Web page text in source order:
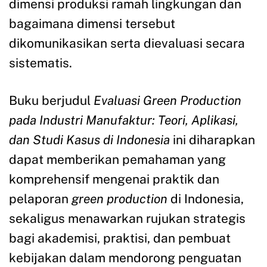
dimensi produksi ramah lingkungan dan
bagaimana dimensi tersebut
dikomunikasikan serta dievaluasi secara
sistematis.
Buku berjudul Evaluasi Green Production
pada Industri Manufaktur: Teori, Aplikasi,
dan Studi Kasus di Indonesia ini diharapkan
dapat memberikan pemahaman yang
komprehensif mengenai praktik dan
pelaporan green production di Indonesia,
sekaligus menawarkan rujukan strategis
bagi akademisi, praktisi, dan pembuat
kebijakan dalam mendorong penguatan